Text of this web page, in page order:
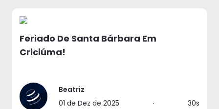
Feriado De Santa Bárbara Em
Criciúma!
Beatriz
01 de Dez de 2025
∙ 30s